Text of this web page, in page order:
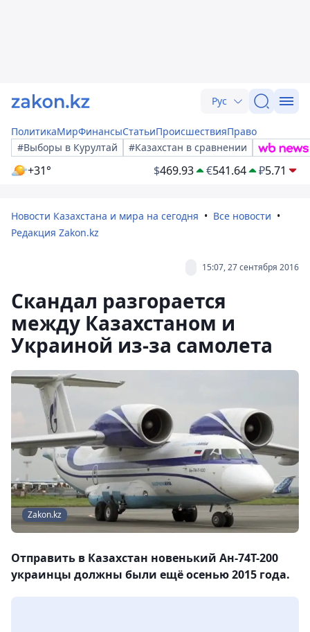
Рус
ПолитикаМирФинансыСтатьиПроисшествияПраво
#Выборы в Курултай
#Казахстан в сравнении
+31° $469.93 €541.64 ₽5.71
Новости Казахстана и мира на сегодня
Все новости
Редакция Zakon.kz
15:07, 27 сентября 2016
Скандал разгорается
между Казахстаном и
Украиной из-за самолета
Zakon.kz
Отправить в Казахстан новенький Ан-74Т-200
украинцы должны были ещё осенью 2015 года.